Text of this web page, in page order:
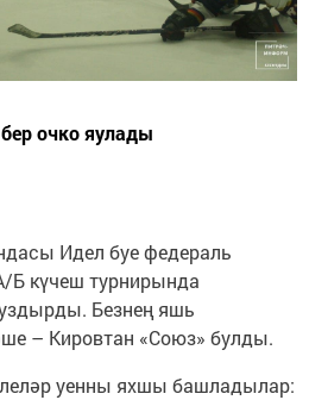
очко яулады
Идел буе федераль
Б күчеш турнирында
Безнең яшь
– Кировтан «Союз» булды.
уенны яхшы башладылар: